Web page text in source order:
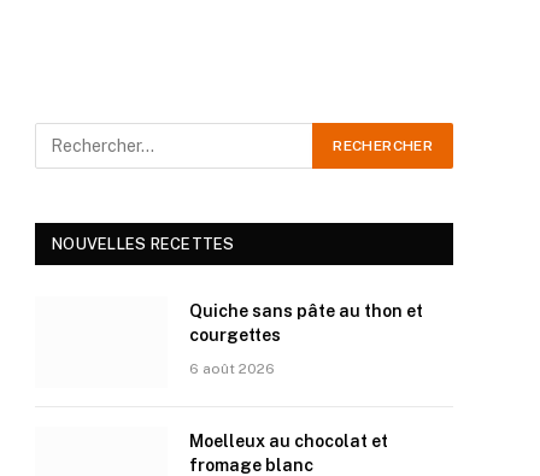
NOUVELLES RECETTES
Quiche sans pâte au thon et
courgettes
6 août 2026
Moelleux au chocolat et
fromage blanc